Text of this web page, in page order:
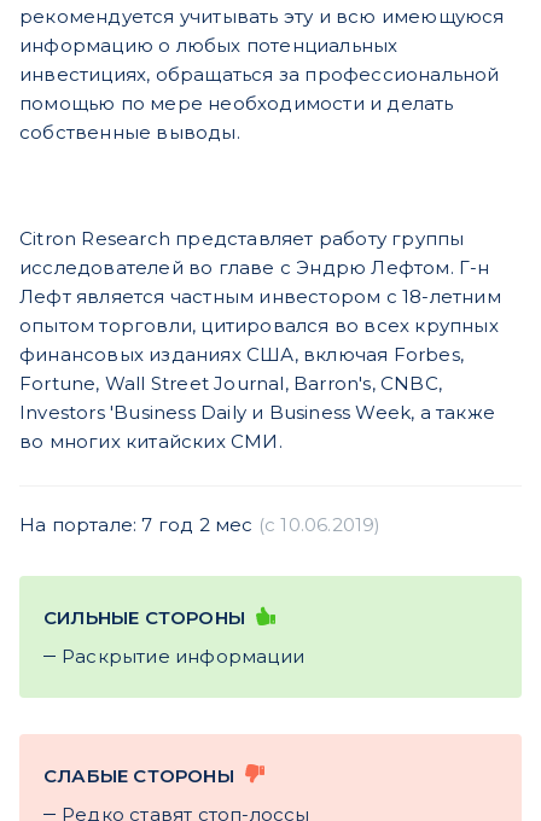
рекомендуется учитывать эту и всю имеющуюся
информацию о любых потенциальных
инвестициях, обращаться за профессиональной
помощью по мере необходимости и делать
собственные выводы.
Citron Research представляет работу группы
исследователей во главе с Эндрю Лефтом. Г-н
Лефт является частным инвестором с 18-летним
опытом торговли, цитировался во всех крупных
финансовых изданиях США, включая Forbes,
Fortune, Wall Street Journal, Barron's, CNBC,
Investors 'Business Daily и Business Week, а также
во многих китайских СМИ.
На портале: 7 год 2 мес (c 10.06.2019)
СИЛЬНЫЕ СТОРОНЫ
Раскрытие информации
СЛАБЫЕ СТОРОНЫ
Редко ставят стоп-лоссы